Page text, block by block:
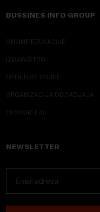
BUSSINES INFO GROUP
ONLINE EDUKACIJE
IZDAVAŠTVO
MEDIJSKE OBUKE
ORGANIZACIJA DOGADJAJA
EKONOM I JA
NEWSLETTER